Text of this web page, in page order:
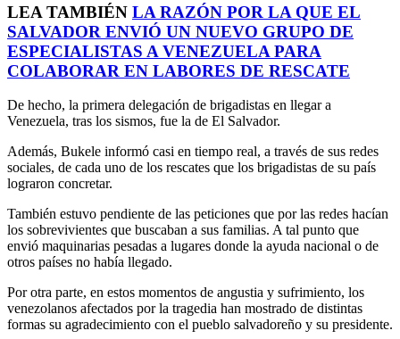
LEA TAMBIÉN LA RAZÓN POR LA QUE EL
SALVADOR ENVIÓ UN NUEVO GRUPO DE
ESPECIALISTAS A VENEZUELA PARA
COLABORAR EN LABORES DE RESCATE
De hecho, la primera delegación de brigadistas en llegar a
Venezuela, tras los sismos, fue la de El Salvador.
Además, Bukele informó casi en tiempo real, a través de sus redes
sociales, de cada uno de los rescates que los brigadistas de su país
lograron concretar.
También estuvo pendiente de las peticiones que por las redes hacían
los sobrevivientes que buscaban a sus familias. A tal punto que
envió maquinarias pesadas a lugares donde la ayuda nacional o de
otros países no había llegado.
Por otra parte, en estos momentos de angustia y sufrimiento, los
venezolanos afectados por la tragedia han mostrado de distintas
formas su agradecimiento con el pueblo salvadoreño y su presidente.